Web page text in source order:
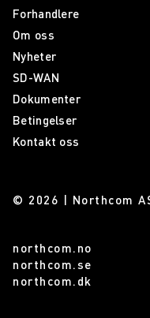
Forhandlere
Om oss
Nyheter
SD-WAN
Dokumenter
Betingelser
Kontakt oss
© 2026 | Northcom
northcom.no
northcom.se
northcom.dk